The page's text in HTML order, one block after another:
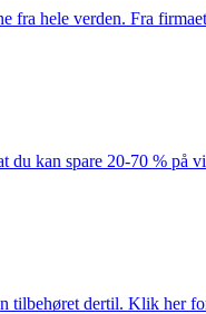
hele verden. Fra
kan spare 20-70 % på
tilbehøret dertil. Klik her